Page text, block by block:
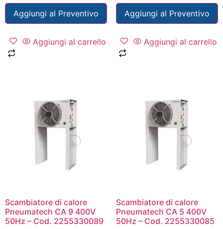
Aggiungi al Preventivo
Aggiungi al carrello
Aggiungi al Preventivo
Aggiungi al carrello
Scambiatore di calore
Pneumatech CA 9 400V
50Hz – Cod. 2255330089
Scambiatore di calore
Pneumatech CA 5 400V
50Hz – Cod. 2255330085